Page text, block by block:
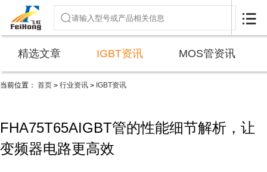

精选文章 IGBT资讯 MOS管资讯
当前位置： 首页 > 行业资讯 > IGBT资讯
FHA75T65AIGBT管的性能细节解析，让
变频器电路更高效